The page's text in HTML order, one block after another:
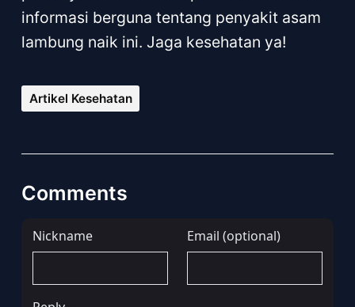
informasi berguna tentang penyakit asam
lambung naik ini. Jaga kesehatan ya!
Artikel Kesehatan
Comments